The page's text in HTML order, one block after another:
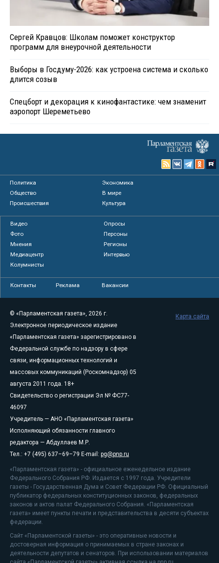
Сергей Кравцов: Школам поможет конструктор
программ для внеурочной деятельности
Выборы в Госдуму-2026: как устроена система и сколько
длится созыв
Спецборт и декорация к кинофантастике: чем знаменит
аэропорт Шереметьево
Политика
Экономика
Общество
В мире
Происшествия
Культура
Видео
Опросы
Фото
Персоны
Мнения
Регионы
Медиацентр
Интервью
Колумнисты
Контакты Реклама Вакансии
© «Парламентская газета», 2026 г.
Электронное периодическое издание
«Парламентская газета» зарегистрировано в
Федеральной службе по надзору в сфере
связи, информационных технологий и
массовых коммуникаций (Роскомнадзор) 05
августа 2011 года. 18+
Свидетельство о регистрации Эл № ФС77-
46097
Учредитель — АНО «Парламентская газета»
Исполняющий обязанности главного
редактора — Абдуллаев М.Р.
Тел.: +7 (495) 637–69–79 E-mail: pg@pnp.ru
«Парламентская газета» - официальное еженедельное издание
Федерального Собрания РФ. Издается с 1997 года. Учредители
газеты - Государственная Дума и Совет Федерации РФ. Официальный
публикатор федеральных конституционных законов, федеральных
законов и актов палат Федерального Собрания. «Парламентская
газета» имеет пункты печати и представительства в десяти субъектах
федерации.
Сайт «Парламентской газеты» - это оперативные новости и
достоверная информация о принимаемых в стране законах и
деятельности депутатов и сенаторов. При использовании материалов
Карта сайта